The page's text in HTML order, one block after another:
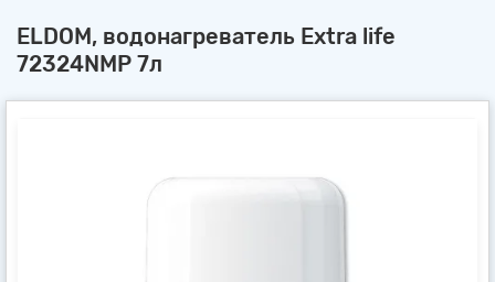
ELDOM, водонагреватель Extra life
72324NMP 7л